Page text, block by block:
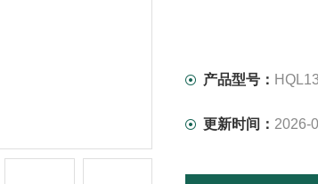
产品型号：
更新时间： 2026-